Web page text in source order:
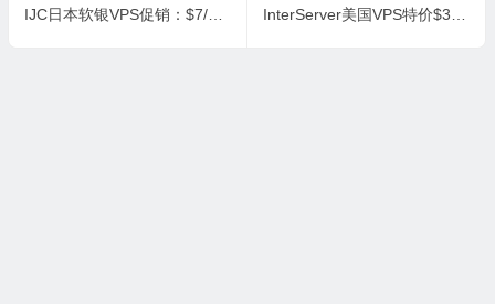
IJC日本软银VPS促销：$7/月享2核2G及800G流量